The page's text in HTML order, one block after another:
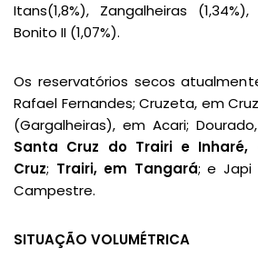
Itans(1,8%), Zangalheiras
Bonito II (1,07%).
Os reservatórios secos
Rafael Fernandes; Cruzeta, em
(Gargalheiras), em Acari;
Santa Cruz do Trairi e Inharé,
Cruz; Trairi, em Tangará; e Japi
Campestre.
SITUAÇÃO VOLUMÉTRICA